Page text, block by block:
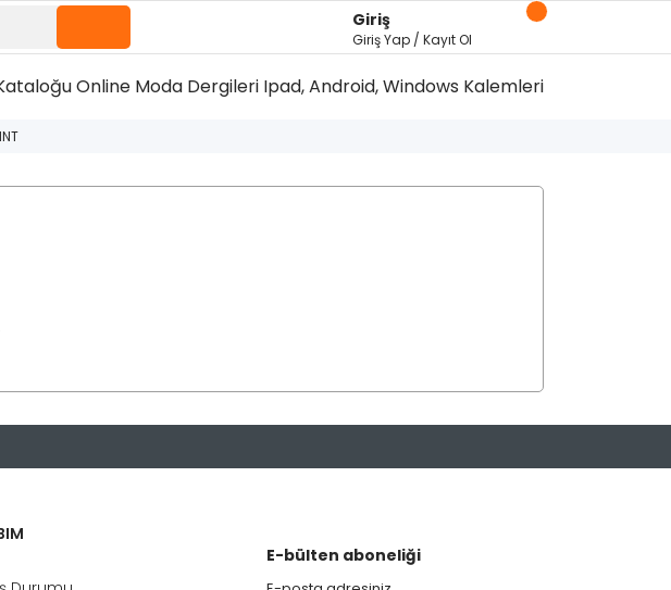
Giriş
Giriş Yap / Kayıt Ol
Online Moda Dergileri Ipad, Android, Windows Kalemleri
E-bülten aboneliği